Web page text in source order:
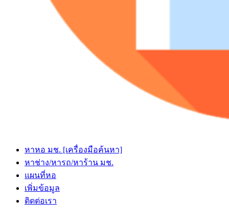
หาหอ มช. [เครื่องมือค้นหา]
หาช่าง/หารถ/หาร้าน มช.
แผนที่หอ
เพิ่มข้อมูล
ติดต่อเรา